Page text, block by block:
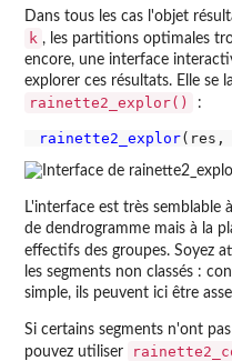
Dans tous les cas l'objet
k , les partitions optimales
encore, une interface
explorer ces résultats. Elle se
rainette2_explor() :
rainette2_explor
L'interface est très semblable
de dendrogramme mais à la
effectifs des groupes. Soyez
les segments non classés :
simple, ils peuvent ici être
Si certains segments n'ont
pouvez utiliser